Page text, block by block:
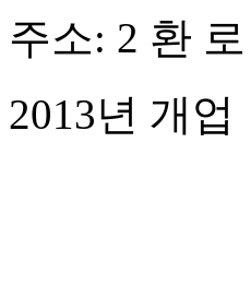
주소: 2 환
2013년 개업